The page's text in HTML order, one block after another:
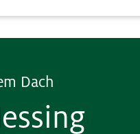
Dach